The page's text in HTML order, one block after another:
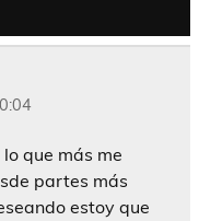
que más me
partes más
estoy que